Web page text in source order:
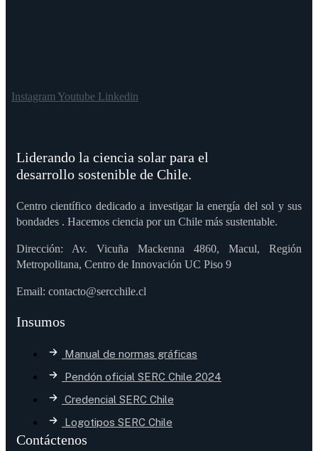
InstagramYoutube Linkedin
Liderando la ciencia solar para el
desarrollo sostenible de Chile.
Centro científico dedicado a investigar la energía del sol y sus
bondades . Hacemos ciencia por un Chile más sustentable.
Dirección: Av. Vicuña Mackenna 4860, Macul, Región
Metropolitana, Centro de Innovación UC Piso 9
Email: contacto@sercchile.cl
Insumos
Manual de normas gráficas
Pendón oficial SERC Chile 2024
Credencial SERC Chile
Logotipos SERC Chile
Contáctenos